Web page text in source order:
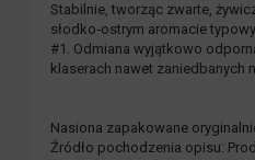
Stabilnie, tworząc zwarte,
słodko‑ostrym aromacie
#1. Odmiana wyjątkowo
klaserach nawet zaniedbanych
Nasiona zapakowane
Źródło pochodzenia opisu: